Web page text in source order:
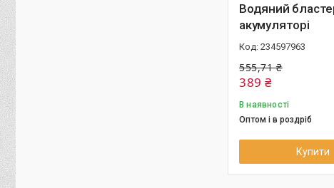
Водяний
акумуляторі
234597963
555,71 ₴
389 ₴
В наявності
Оптом і в роздріб
Купити